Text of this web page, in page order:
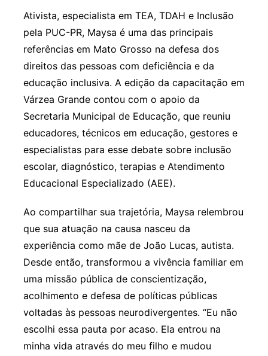
Ativista, especialista em TEA, TDAH e Inclusão
pela PUC-PR, Maysa é uma das principais
referências em Mato Grosso na defesa dos
direitos das pessoas com deficiência e da
educação inclusiva. A edição da capacitação em
Várzea Grande contou com o apoio da
Secretaria Municipal de Educação, que reuniu
educadores, técnicos em educação, gestores e
especialistas para esse debate sobre inclusão
escolar, diagnóstico, terapias e Atendimento
Educacional Especializado (AEE).
Ao compartilhar sua trajetória, Maysa relembrou
que sua atuação na causa nasceu da
experiência como mãe de João Lucas, autista.
Desde então, transformou a vivência familiar em
uma missão pública de conscientização,
acolhimento e defesa de políticas públicas
voltadas às pessoas neurodivergentes. “Eu não
escolhi essa pauta por acaso. Ela entrou na
minha vida através do meu filho e mudou